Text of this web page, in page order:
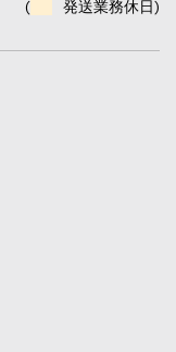
( 発送業務休日)